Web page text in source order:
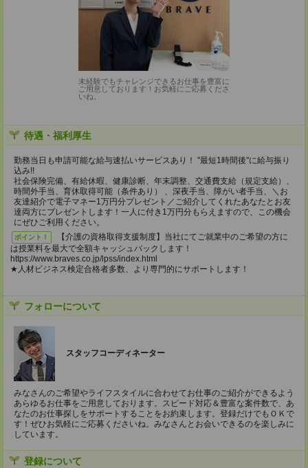
未経験でもチャレンジできるお仕事を豊富に
ご用意しております！お気軽にご応募くださ
いね。
待遇・福利厚生
勤務当日も申請可能な給与速払いサービスあり！ "最短1時間後"に給与振り
込み!!
社会保険完備、有給休暇、健康診断、年末調整、交通費支給（規定支給）、
時間外手当、育休取得可能（条件あり） 、深夜手当、障がい者手当、＼お
友達紹介で電子マネー1万円分プレゼント／ご紹介してくれたあなたとお友
達両方にプレゼントします！一人に付き1万円分もらえますので、この機会
にぜひご利用ください。
ポイント！
【介護の資格取得支援制度】当社にてご就業中のご希望の方に
は授業料を最大で全額キャッシュバックします！
https://www.braves.co.jp/lpss/index.html
★人材ビジネス検定合格者多数、より専門的にサポートします！
フォローについて
スタッフコーディネーター
みなさんのご希望やライフスタイルに合わせてお仕事のご紹介ができるよう
あらゆるお仕事をご用意しております。スピード対応＆豊富な案件数で、あ
なたのお仕事探しをサポートすることをお約束します。登録だけでもＯＫで
す！ぜひお気軽にご応募くださいね。みなさんとお会いできるのを楽しみに
しています。
登録について